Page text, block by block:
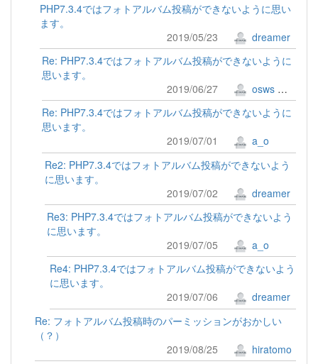
PHP7.3.4ではフォトアルバム投稿ができないように思い
ます。
2019/05/23
dreamer
Re: PHP7.3.4ではフォトアルバム投稿ができないように
思います。
2019/06/27
osws 牟田口 満
Re: PHP7.3.4ではフォトアルバム投稿ができないように
思います。
2019/07/01
a_o
Re2: PHP7.3.4ではフォトアルバム投稿ができないよう
に思います。
2019/07/02
dreamer
Re3: PHP7.3.4ではフォトアルバム投稿ができないよう
に思います。
2019/07/05
a_o
Re4: PHP7.3.4ではフォトアルバム投稿ができないよう
に思います。
2019/07/06
dreamer
Re: フォトアルバム投稿時のパーミッションがおかしい
（？）
2019/08/25
hiratomo